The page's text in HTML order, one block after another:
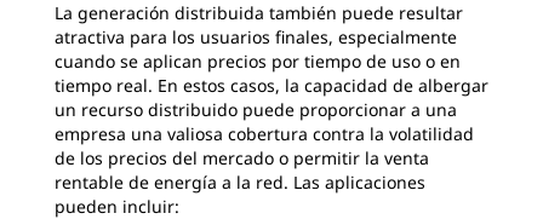
La generación distribuida también puede resultar
atractiva para los usuarios finales, especialmente
cuando se aplican precios por tiempo de uso o en
tiempo real. En estos casos, la capacidad de albergar
un recurso distribuido puede proporcionar a una
empresa una valiosa cobertura contra la volatilidad
de los precios del mercado o permitir la venta
rentable de energía a la red. Las aplicaciones
pueden incluir: